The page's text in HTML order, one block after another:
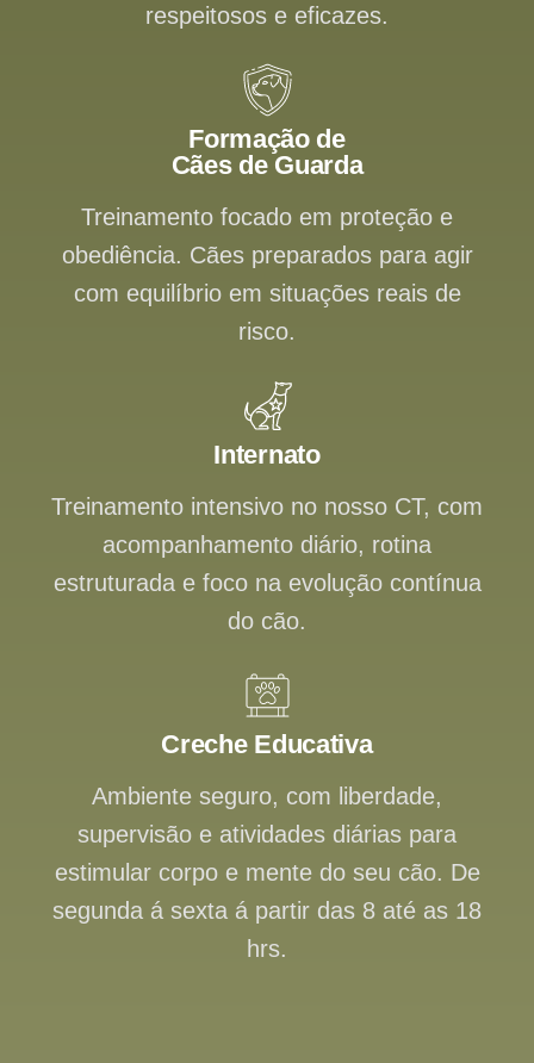
respeitosos e eficazes.
Formação de
Cães de Guarda
Treinamento focado em proteção e
obediência. Cães preparados para agir
com equilíbrio em situações reais de
risco.
Internato
Treinamento intensivo no nosso CT, com
acompanhamento diário, rotina
estruturada e foco na evolução contínua
do cão.
Creche Educativa
Ambiente seguro, com liberdade,
supervisão e atividades diárias para
estimular corpo e mente do seu cão. De
segunda á sexta á partir das 8 até as 18
hrs.